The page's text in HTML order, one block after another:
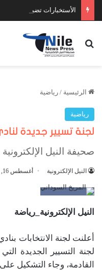
الأستخبارات تضبط عدد
بحث عن
الرئيسية / رياضية
رياضية
لجنة تسيير جديدة
صحيفة النيل الإلكترونية
النيل الإلكترونية أغسطس 16, 2025
النيل الإلكترونية_رياضة
أعلنت لجنة الانتخابات
لجنة التسيير الجديدة
القادمة، وجاء التشكيل على